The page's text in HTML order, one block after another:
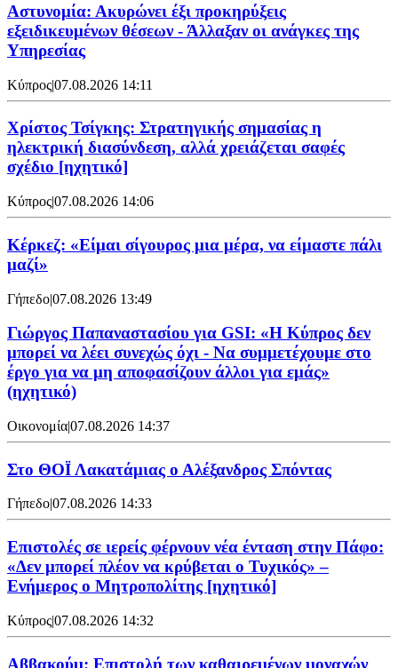
Αστυνομία: Ακυρώνει έξι προκηρύξεις
εξειδικευμένων θέσεων - Άλλαξαν οι ανάγκες της
Υπηρεσίας
Κύπρος|07.08.2026 14:11
Χρίστος Τσίγκης: Στρατηγικής σημασίας η
ηλεκτρική διασύνδεση, αλλά χρειάζεται σαφές
σχέδιο [ηχητικό]
Κύπρος|07.08.2026 14:06
Κέρκεζ: «Είμαι σίγουρος μια μέρα, να είμαστε πάλι
μαζί»
Γήπεδο|07.08.2026 13:49
Γιώργος Παπαναστασίου για GSI: «Η Κύπρος δεν
μπορεί να λέει συνεχώς όχι - Να συμμετέχουμε στο
έργο για να μη αποφασίζουν άλλοι για εμάς»
(ηχητικό)
Οικονομία|07.08.2026 14:37
Στο ΘΟΪ Λακατάμιας ο Αλέξανδρος Σπόντας
Γήπεδο|07.08.2026 14:33
Επιστολές σε ιερείς φέρνουν νέα ένταση στην Πάφο:
«Δεν μπορεί πλέον να κρύβεται ο Τυχικός» –
Ενήμερος ο Μητροπολίτης [ηχητικό]
Κύπρος|07.08.2026 14:32
Αββακούμ: Επιστολή των καθαιρεμένων μοναχών